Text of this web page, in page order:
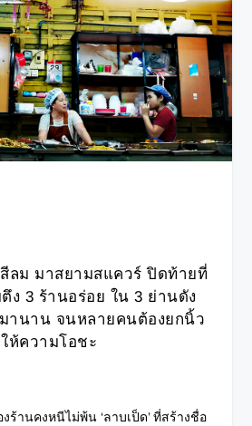
าสยามสแควร์ ปิดท้ายที่
ง 3 ร้านอร่อย ใน 3 ย่านดัง
านาน จนหลายคนต้องยกนิ้ว
ให้ความโอชะ
คงหนีไม่พ้น ‘ลาบเป็ด’ ที่สร้างชื่อ